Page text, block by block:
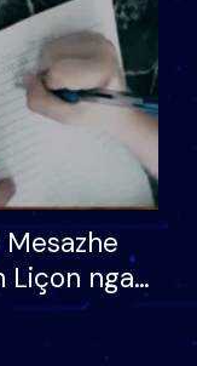
Liçon nga
meritoj…